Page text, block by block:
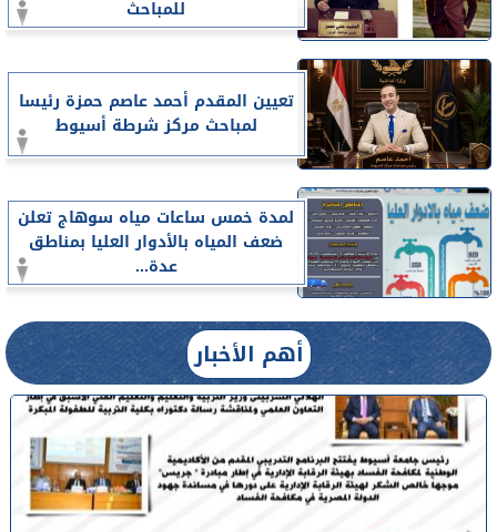
للمباحث
تعيين المقدم أحمد عاصم حمزة رئيسا
لمباحث مركز شرطة أسيوط
لمدة خمس ساعات مياه سوهاج تعلن
ضعف المياه بالأدوار العليا بمناطق
عدة...
أهم الأخبار